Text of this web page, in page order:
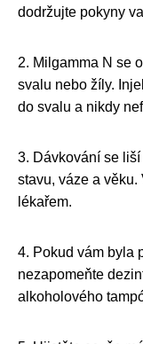
dodržujte pokyny
2. Milgamma N se
svalu nebo žíly.
do svalu a nikdy
3. Dávkování se
stavu, váze a
lékařem.
4. Pokud vám byla
nezapomeňte
alkoholového